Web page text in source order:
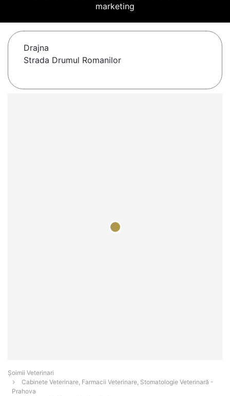
marketing
Drajna
Strada Drumul Romanilor
Șoimii Veterinari
Cabinete Veterinare, Farmacii Veterinare, Stomatologie Veterinară -
Prahova